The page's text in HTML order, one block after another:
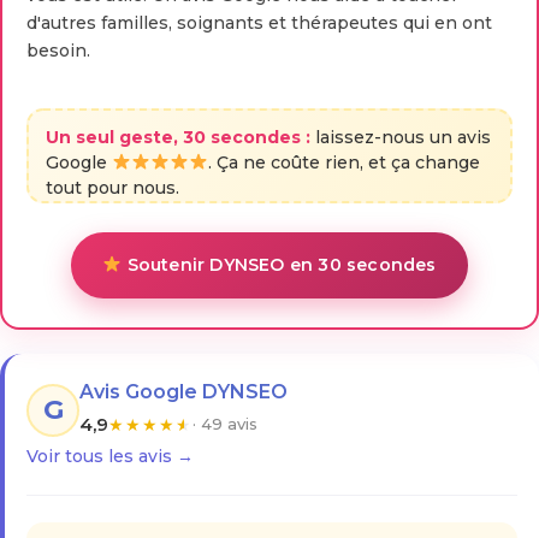
d'autres familles, soignants et thérapeutes qui en ont
besoin.
Un seul geste, 30 secondes : laissez-nous un avis
Google
. Ça ne coûte rien, et ça change
tout pour nous.
Soutenir DYNSEO en 30 secondes
G
Avis Google DYNSEO
4,9★★★★★ · 49 avis
Voir tous les avis →